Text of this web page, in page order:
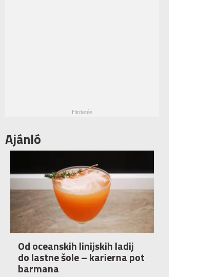
Ajánló
Od oceanskih linijskih ladij
do lastne šole – karierna pot
barmana